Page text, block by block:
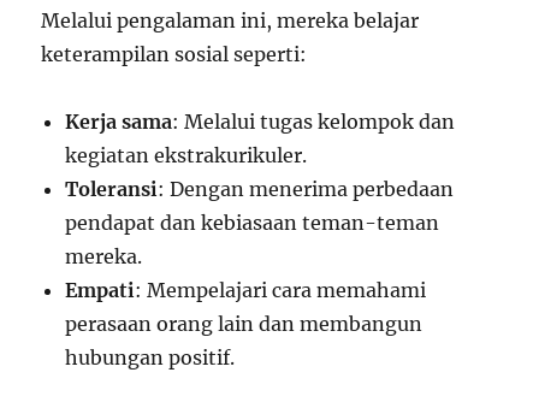
Melalui pengalaman ini, mereka belajar
keterampilan sosial seperti:
Kerja sama: Melalui tugas kelompok dan
kegiatan ekstrakurikuler.
Toleransi: Dengan menerima perbedaan
pendapat dan kebiasaan teman-teman
mereka.
Empati: Mempelajari cara memahami
perasaan orang lain dan membangun
hubungan positif.